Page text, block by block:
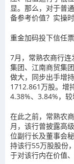
显。那么，对于普
备参考价值？实操
重金加码投下信任票
7月，常熟农商行
集团、江南商贸集
做大，同步出手增
1712.861万股。增
4.38%、3.84%，较
在此之前，常熟农
月，该行曾披露高
位副行长及董事会
持该行55万股股份
于对该行内在价值